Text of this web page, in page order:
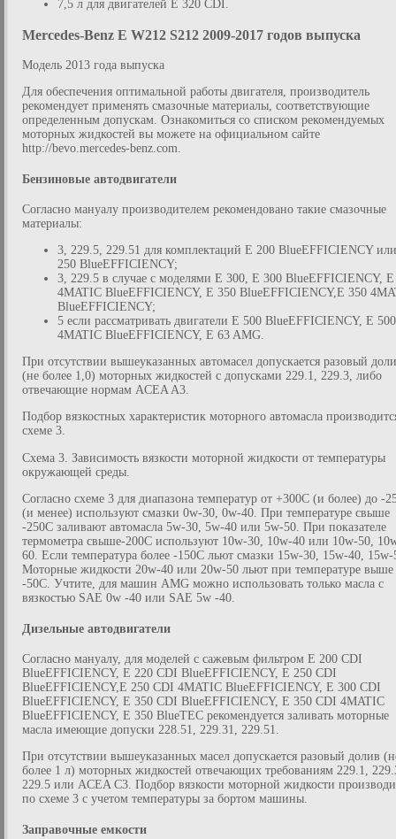
7,5 л для двигателей E 320 CDI.
Mercedes-Benz E W212 S212 2009-2017 годов выпуска
Модель 2013 года выпуска
Для обеспечения оптимальной работы двигателя, производитель
рекомендует применять смазочные материалы, соответствующие
определенным допускам. Ознакомиться со списком рекомендуемых
моторных жидкостей вы можете на официальном сайте
http://bevo.mercedes-benz.com.
Бензиновые автодвигатели
Согласно мануалу производителем рекомендовано такие смазочные
материалы:
3, 229.5, 229.51 для комплектаций E 200 BlueEFFICIENCY
250 BlueEFFICIENCY;
3, 229.5 в случае с моделями E 300, E 300 BlueEFFICIENCY,
4MATIC BlueEFFICIENCY, E 350 BlueEFFICIENCY,E 350
BlueEFFICIENCY;
5 если рассматривать двигатели E 500 BlueEFFICIENCY, E 500
4MATIC BlueEFFICIENCY, E 63 AMG.
При отсутствии вышеуказанных автомасел допускается разовый
(не более 1,0) моторных жидкостей с допусками 229.1, 229.3, либо
отвечающие нормам ACEA A3.
Подбор вязкостных характеристик моторного автомасла
схеме 3.
Схема 3. Зависимость вязкости моторной жидкости от температуры
окружающей среды.
Согласно схеме 3 для диапазона температур от +300С (и более) до -
(и менее) используют смазки 0w-30, 0w-40. При температуре свыше
-250С заливают автомасла 5w-30, 5w-40 или 5w-50. При показателе
термометра свыше-200С используют 10w-30, 10w-40 или 10w-50,
60. Если температура более -150С льют смазки 15w-30, 15w-40, 15w-
Моторные жидкости 20w-40 или 20w-50 льют при температуре выше
-50С. Учтите, для машин AMG можно использовать только масла с
вязкостью SAE 0w -40 или SAE 5w -40.
Дизельные автодвигатели
Согласно мануалу, для моделей с сажевым фильтром E 200 CDI
BlueEFFICIENCY, E 220 CDI BlueEFFICIENCY, E 250 CDI
BlueEFFICIENCY,E 250 CDI 4MATIC BlueEFFICIENCY, E 300 CDI
BlueEFFICIENCY, E 350 CDI BlueEFFICIENCY, E 350 CDI 4MATIC
BlueEFFICIENCY, E 350 BlueTEC рекомендуется заливать моторные
масла имеющие допуски 228.51, 229.31, 229.51.
При отсутствии вышеуказанных масел допускается разовый долив
более 1 л) моторных жидкостей отвечающих требованиям 229.1,
229.5 или ACEA C3. Подбор вязкости моторной жидкости
по схеме 3 с учетом температуры за бортом машины.
Заправочные емкости